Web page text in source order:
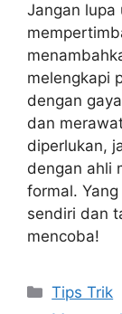
Jangan lupa
melengkapi
dengan
dan
diperlukan,
dengan ahli
formal.
sendiri dan
mencoba!
Categories
Tips Trik